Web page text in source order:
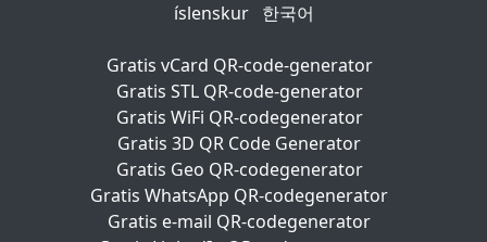
íslenskur
한국어
Gratis vCard QR-code-generator
Gratis STL QR-code-generator
Gratis WiFi QR-codegenerator
Gratis 3D QR Code Generator
Gratis Geo QR-codegenerator
Gratis WhatsApp QR-codegenerator
Gratis e-mail QR-codegenerator